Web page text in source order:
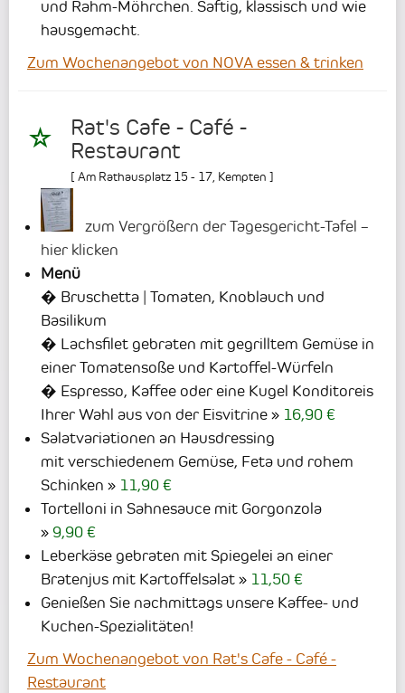
und Rahm-Möhrchen. Saftig, klassisch und wie
hausgemacht.
Zum Wochenangebot von NOVA essen & trinken
Rat's Cafe - Café -
Restaurant
[ Am Rathausplatz 15 - 17, Kempten ]
zum Vergrößern der Tagesgericht-Tafel –
hier klicken
Menü
� Bruschetta | Tomaten, Knoblauch und
Basilikum
� Lachsfilet gebraten mit gegrilltem Gemüse in
einer Tomatensoße und Kartoffel-Würfeln
� Espresso, Kaffee oder eine Kugel Konditoreis
Ihrer Wahl aus von der Eisvitrine
16,90 €
Salatvariationen an Hausdressing
mit verschiedenem Gemüse, Feta und rohem
Schinken
11,90 €
Tortelloni in Sahnesauce mit Gorgonzola
9,90 €
Leberkäse gebraten mit Spiegelei an einer
Bratenjus mit Kartoffelsalat
11,50 €
Genießen Sie nachmittags unsere Kaffee- und
Kuchen-Spezialitäten!
Zum Wochenangebot von Rat's Cafe - Café -
Restaurant